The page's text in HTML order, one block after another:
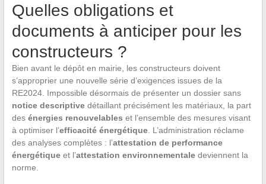
Quelles obligations et
documents à anticiper pour les
constructeurs ?
Bien avant le dépôt en mairie, les constructeurs doivent
s’approprier une nouvelle série d’exigences issues de la
RE2024. Impossible désormais de présenter un dossier sans
notice descriptivedétaillant précisément les matériaux, la part
des énergies renouvelables et l’ensemble des mesures visant
à optimiser l’efficacité énergétique. L’administration réclame
des analyses complètes : l’attestation de performance
énergétiqueet l’attestation environnementaledeviennent la
norme.